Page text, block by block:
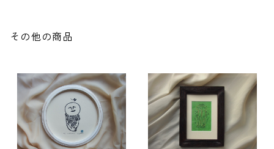
その他の商品